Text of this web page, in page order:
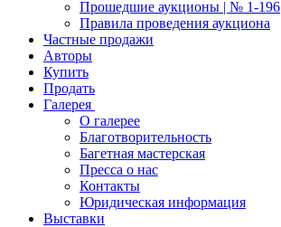
Прошедшие аукционы | № 1-196
Правила проведения аукциона
Частные продажи
Авторы
Купить
Продать
Галерея
О галерее
Благотворительность
Багетная мастерская
Пресса о нас
Контакты
Юридическая информация
Выставки